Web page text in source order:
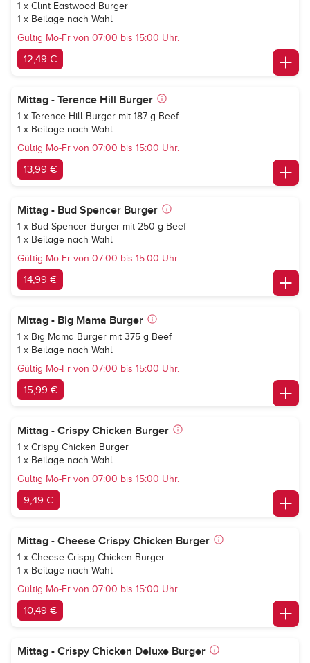
1 x Clint Eastwood Burger
1 x Beilage nach Wahl
Gültig Mo-Fr von 07:00 bis 15:00 Uhr.
12,49 €
Mittag - Terence Hill Burger
1 x Terence Hill Burger mit 187 g Beef
1 x Beilage nach Wahl
Gültig Mo-Fr von 07:00 bis 15:00 Uhr.
13,99 €
Mittag - Bud Spencer Burger
1 x Bud Spencer Burger mit 250 g Beef
1 x Beilage nach Wahl
Gültig Mo-Fr von 07:00 bis 15:00 Uhr.
14,99 €
Mittag - Big Mama Burger
1 x Big Mama Burger mit 375 g Beef
1 x Beilage nach Wahl
Gültig Mo-Fr von 07:00 bis 15:00 Uhr.
15,99 €
Mittag - Crispy Chicken Burger
1 x Crispy Chicken Burger
1 x Beilage nach Wahl
Gültig Mo-Fr von 07:00 bis 15:00 Uhr.
9,49 €
Mittag - Cheese Crispy Chicken Burger
1 x Cheese Crispy Chicken Burger
1 x Beilage nach Wahl
Gültig Mo-Fr von 07:00 bis 15:00 Uhr.
10,49 €
Mittag - Crispy Chicken Deluxe Burger